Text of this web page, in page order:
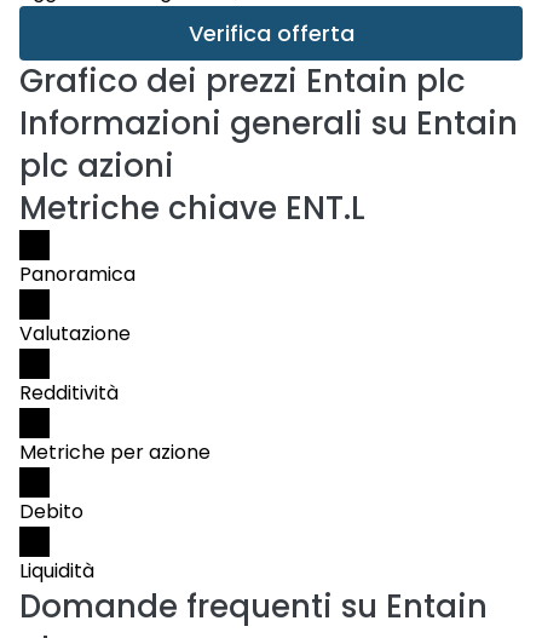
Verifica offerta
Grafico dei prezzi Entain plc
Informazioni generali su Entain
plc azioni
Metriche chiave ENT.L
Panoramica
Valutazione
Redditività
Metriche per azione
Debito
Liquidità
Domande frequenti su Entain